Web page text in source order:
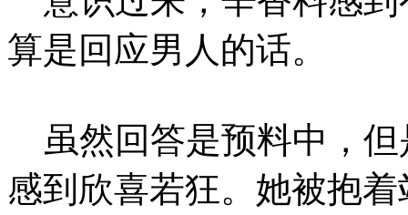
算是回应男人的话。
虽然回答是预料中，但
感到欣喜若狂。她被抱